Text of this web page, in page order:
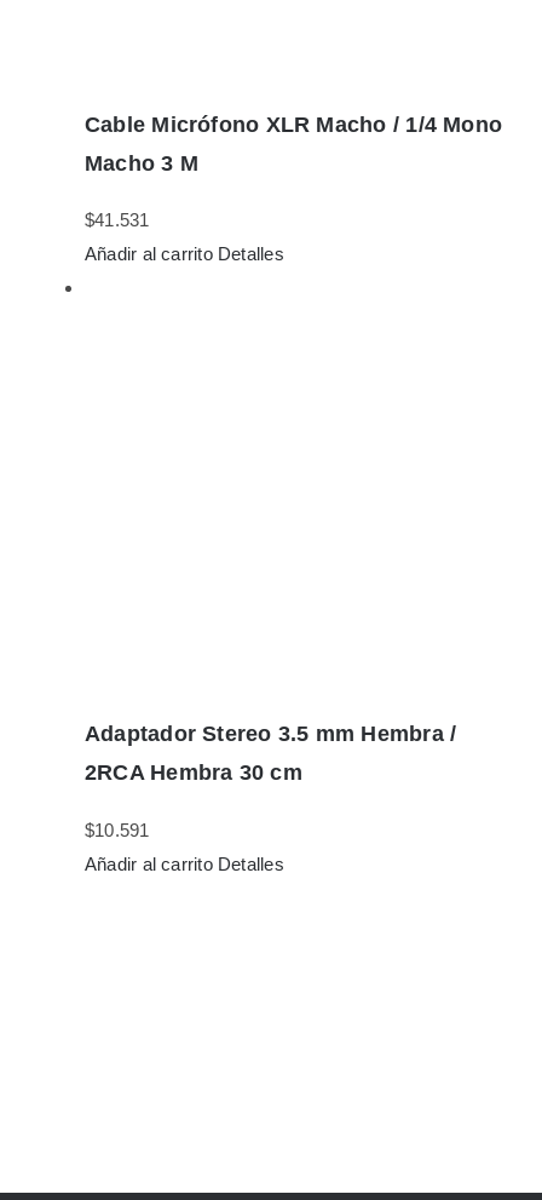
Cable Micrófono XLR Macho / 1/4 Mono
Macho 3 M
$41.531
Añadir al carrito Detalles
Adaptador Stereo 3.5 mm Hembra /
2RCA Hembra 30 cm
$10.591
Añadir al carrito Detalles